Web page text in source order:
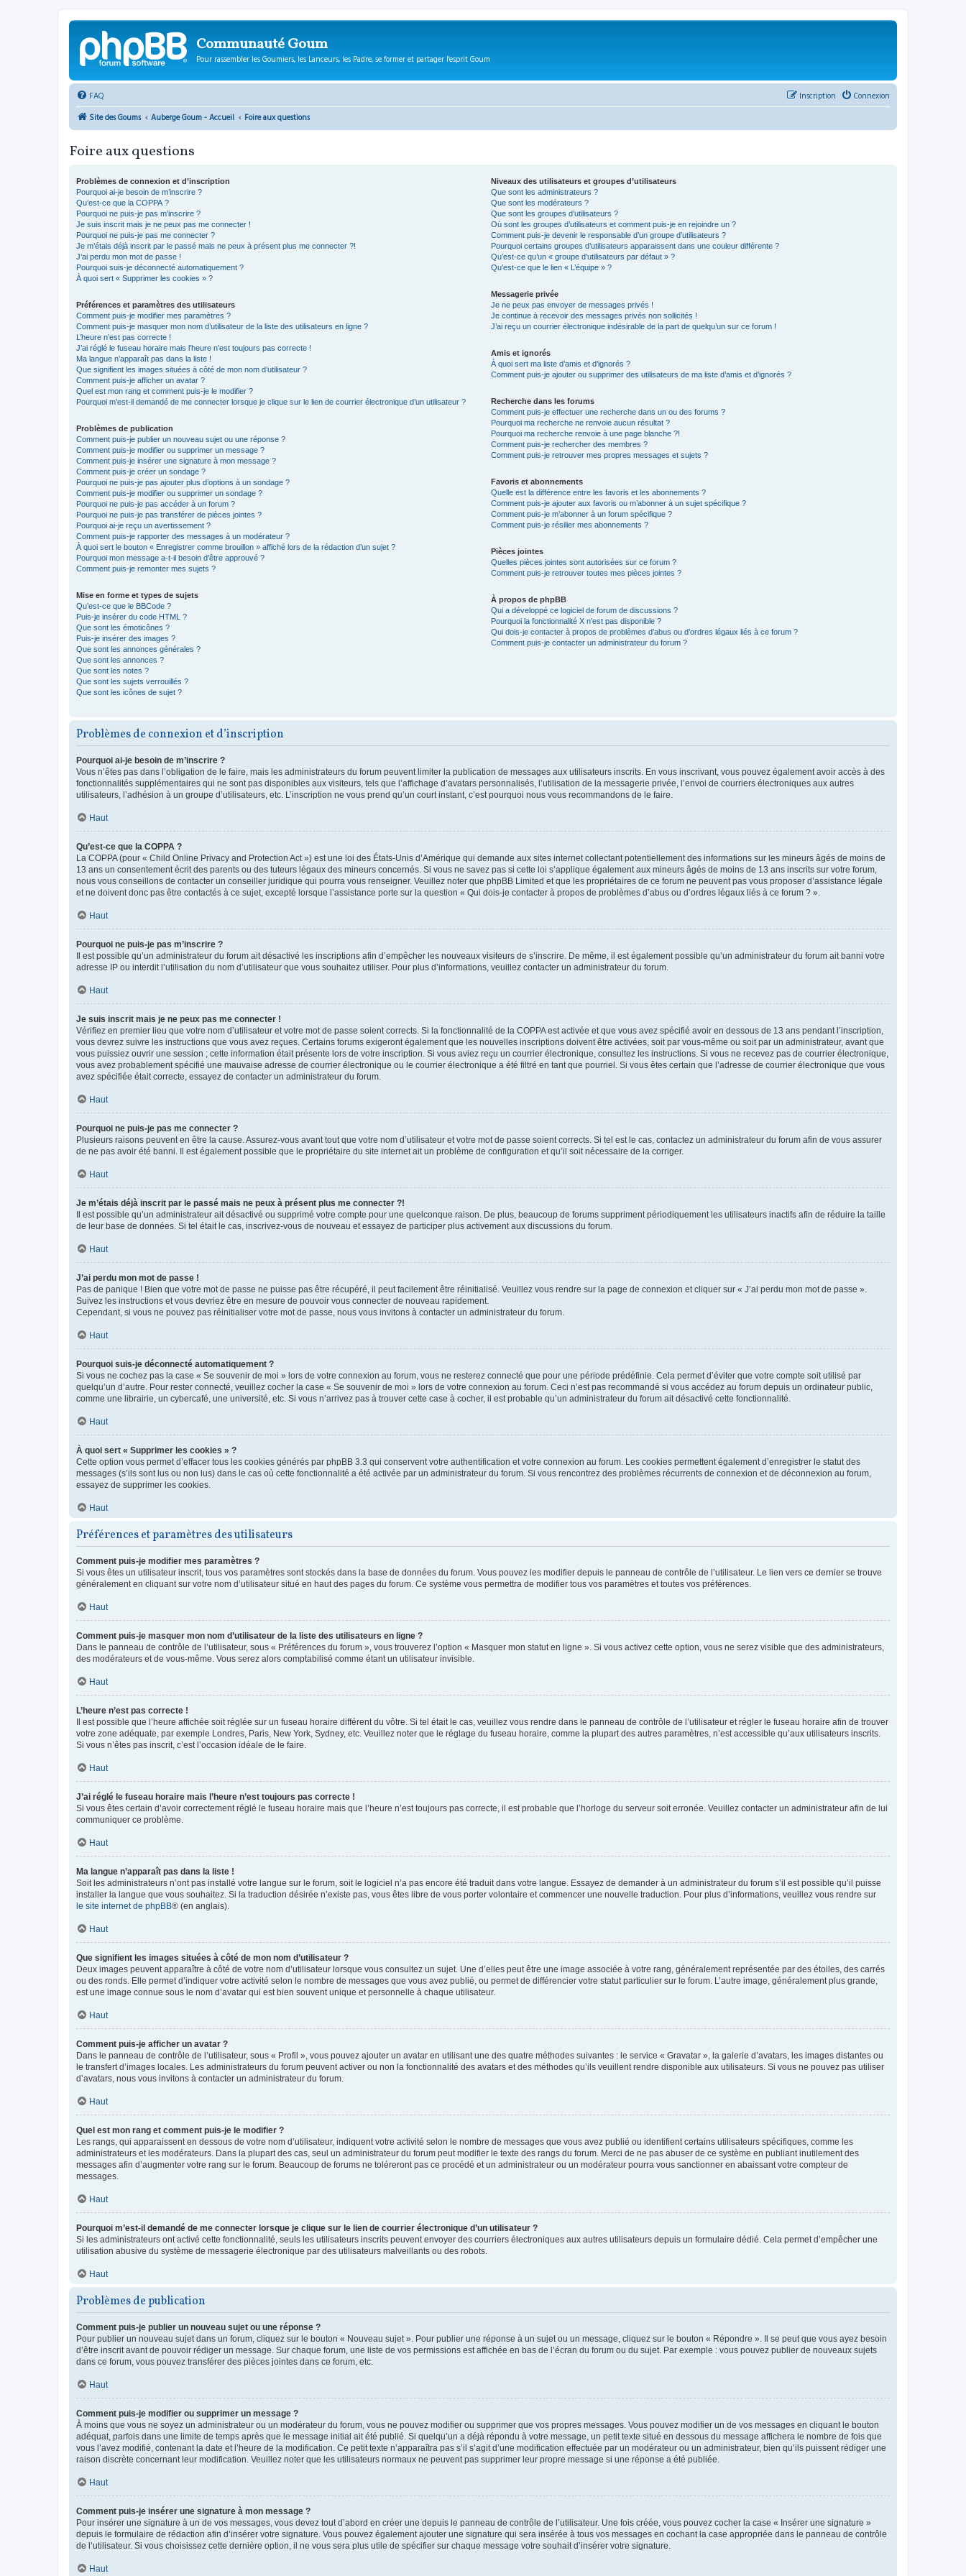
Communauté Goum
Pour rassembler les Goumiers, les Lanceurs, les Padre, se former et partager l'esprit Goum
FAQ Connexion
Inscription
Site des Goums
Auberge Goum - Accueil Foire aux questions
Foire aux questions
Problèmes de connexion et d’inscription
Pourquoi ai-je besoin de m’inscrire ?
Qu’est-ce que la COPPA ?
Pourquoi ne puis-je pas m’inscrire ?
Je suis inscrit mais je ne peux pas me connecter !
Pourquoi ne puis-je pas me connecter ?
Je m’étais déjà inscrit par le passé mais ne peux à présent plus me connecter ?!
J’ai perdu mon mot de passe !
Pourquoi suis-je déconnecté automatiquement ?
À quoi sert « Supprimer les cookies » ?
Préférences et paramètres des utilisateurs
Comment puis-je modifier mes paramètres ?
Comment puis-je masquer mon nom d’utilisateur de la liste des utilisateurs en ligne ?
L’heure n’est pas correcte !
J’ai réglé le fuseau horaire mais l’heure n’est toujours pas correcte !
Ma langue n’apparaît pas dans la liste !
Que signifient les images situées à côté de mon nom d’utilisateur ?
Comment puis-je afficher un avatar ?
Quel est mon rang et comment puis-je le modifier ?
Pourquoi m’est-il demandé de me connecter lorsque je clique sur le lien de courrier électronique d’un utilisateur ?
Problèmes de publication
Comment puis-je publier un nouveau sujet ou une réponse ?
Comment puis-je modifier ou supprimer un message ?
Comment puis-je insérer une signature à mon message ?
Comment puis-je créer un sondage ?
Pourquoi ne puis-je pas ajouter plus d’options à un sondage ?
Comment puis-je modifier ou supprimer un sondage ?
Pourquoi ne puis-je pas accéder à un forum ?
Pourquoi ne puis-je pas transférer de pièces jointes ?
Pourquoi ai-je reçu un avertissement ?
Comment puis-je rapporter des messages à un modérateur ?
À quoi sert le bouton « Enregistrer comme brouillon » affiché lors de la rédaction d’un sujet ?
Pourquoi mon message a-t-il besoin d’être approuvé ?
Comment puis-je remonter mes sujets ?
Mise en forme et types de sujets
Qu’est-ce que le BBCode ?
Puis-je insérer du code HTML ?
Que sont les émoticônes ?
Puis-je insérer des images ?
Que sont les annonces générales ?
Que sont les annonces ?
Que sont les notes ?
Que sont les sujets verrouillés ?
Que sont les icônes de sujet ?
Niveaux des utilisateurs et groupes d’utilisateurs
Que sont les administrateurs ?
Que sont les modérateurs ?
Que sont les groupes d’utilisateurs ?
Où sont les groupes d’utilisateurs et comment puis-je en rejoindre un ?
Comment puis-je devenir le responsable d’un groupe d’utilisateurs ?
Pourquoi certains groupes d’utilisateurs apparaissent dans une couleur différente ?
Qu’est-ce qu’un « groupe d’utilisateurs par défaut » ?
Qu’est-ce que le lien « L’équipe » ?
Messagerie privée
Je ne peux pas envoyer de messages privés !
Je continue à recevoir des messages privés non sollicités !
J’ai reçu un courrier électronique indésirable de la part de quelqu’un sur ce forum !
Amis et ignorés
À quoi sert ma liste d’amis et d’ignorés ?
Comment puis-je ajouter ou supprimer des utilisateurs de ma liste d’amis et d’ignorés ?
Recherche dans les forums
Comment puis-je effectuer une recherche dans un ou des forums ?
Pourquoi ma recherche ne renvoie aucun résultat ?
Pourquoi ma recherche renvoie à une page blanche ?!
Comment puis-je rechercher des membres ?
Comment puis-je retrouver mes propres messages et sujets ?
Favoris et abonnements
Quelle est la différence entre les favoris et les abonnements ?
Comment puis-je ajouter aux favoris ou m’abonner à un sujet spécifique ?
Comment puis-je m’abonner à un forum spécifique ?
Comment puis-je résilier mes abonnements ?
Pièces jointes
Quelles pièces jointes sont autorisées sur ce forum ?
Comment puis-je retrouver toutes mes pièces jointes ?
À propos de phpBB
Qui a développé ce logiciel de forum de discussions ?
Pourquoi la fonctionnalité X n’est pas disponible ?
Qui dois-je contacter à propos de problèmes d’abus ou d’ordres légaux liés à ce forum ?
Comment puis-je contacter un administrateur du forum ?
Problèmes de connexion et d’inscription
Pourquoi ai-je besoin de m’inscrire ?
Vous n’êtes pas dans l’obligation de le faire, mais les administrateurs du forum peuvent limiter la publication de messages aux utilisateurs inscrits. En vous inscrivant, vous pouvez également avoir accès à des
fonctionnalités supplémentaires qui ne sont pas disponibles aux visiteurs, tels que l’affichage d’avatars personnalisés, l’utilisation de la messagerie privée, l’envoi de courriers électroniques aux autres
utilisateurs, l’adhésion à un groupe d’utilisateurs, etc. L’inscription ne vous prend qu’un court instant, c’est pourquoi nous vous recommandons de le faire.
Haut
Qu’est-ce que la COPPA ?
La COPPA (pour « Child Online Privacy and Protection Act ») est une loi des États-Unis d’Amérique qui demande aux sites internet collectant potentiellement des informations sur les mineurs âgés de moins de
13 ans un consentement écrit des parents ou des tuteurs légaux des mineurs concernés. Si vous ne savez pas si cette loi s’applique également aux mineurs âgés de moins de 13 ans inscrits sur votre forum,
nous vous conseillons de contacter un conseiller juridique qui pourra vous renseigner. Veuillez noter que phpBB Limited et que les propriétaires de ce forum ne peuvent pas vous proposer d’assistance légale
et ne doivent donc pas être contactés à ce sujet, excepté lorsque l’assistance porte sur la question « Qui dois-je contacter à propos de problèmes d’abus ou d’ordres légaux liés à ce forum ? ».
Haut
Pourquoi ne puis-je pas m’inscrire ?
Il est possible qu’un administrateur du forum ait désactivé les inscriptions afin d’empêcher les nouveaux visiteurs de s’inscrire. De même, il est également possible qu’un administrateur du forum ait banni votre
adresse IP ou interdit l’utilisation du nom d’utilisateur que vous souhaitez utiliser. Pour plus d’informations, veuillez contacter un administrateur du forum.
Haut
Je suis inscrit mais je ne peux pas me connecter !
Vérifiez en premier lieu que votre nom d’utilisateur et votre mot de passe soient corrects. Si la fonctionnalité de la COPPA est activée et que vous avez spécifié avoir en dessous de 13 ans pendant l’inscription,
vous devrez suivre les instructions que vous avez reçues. Certains forums exigeront également que les nouvelles inscriptions doivent être activées, soit par vous-même ou soit par un administrateur, avant que
vous puissiez ouvrir une session ; cette information était présente lors de votre inscription. Si vous aviez reçu un courrier électronique, consultez les instructions. Si vous ne recevez pas de courrier électronique,
vous avez probablement spécifié une mauvaise adresse de courrier électronique ou le courrier électronique a été filtré en tant que pourriel. Si vous êtes certain que l’adresse de courrier électronique que vous
avez spécifiée était correcte, essayez de contacter un administrateur du forum.
Haut
Pourquoi ne puis-je pas me connecter ?
Plusieurs raisons peuvent en être la cause. Assurez-vous avant tout que votre nom d’utilisateur et votre mot de passe soient corrects. Si tel est le cas, contactez un administrateur du forum afin de vous assurer
de ne pas avoir été banni. Il est également possible que le propriétaire du site internet ait un problème de configuration et qu’il soit nécessaire de la corriger.
Haut
Je m’étais déjà inscrit par le passé mais ne peux à présent plus me connecter ?!
Il est possible qu’un administrateur ait désactivé ou supprimé votre compte pour une quelconque raison. De plus, beaucoup de forums suppriment périodiquement les utilisateurs inactifs afin de réduire la taille
de leur base de données. Si tel était le cas, inscrivez-vous de nouveau et essayez de participer plus activement aux discussions du forum.
Haut
J’ai perdu mon mot de passe !
Pas de panique ! Bien que votre mot de passe ne puisse pas être récupéré, il peut facilement être réinitialisé. Veuillez vous rendre sur la page de connexion et cliquer sur « J’ai perdu mon mot de passe ».
Suivez les instructions et vous devriez être en mesure de pouvoir vous connecter de nouveau rapidement.
Cependant, si vous ne pouvez pas réinitialiser votre mot de passe, nous vous invitons à contacter un administrateur du forum.
Haut
Pourquoi suis-je déconnecté automatiquement ?
Si vous ne cochez pas la case « Se souvenir de moi » lors de votre connexion au forum, vous ne resterez connecté que pour une période prédéfinie. Cela permet d’éviter que votre compte soit utilisé par
quelqu’un d’autre. Pour rester connecté, veuillez cocher la case « Se souvenir de moi » lors de votre connexion au forum. Ceci n’est pas recommandé si vous accédez au forum depuis un ordinateur public,
comme une librairie, un cybercafé, une université, etc. Si vous n’arrivez pas à trouver cette case à cocher, il est probable qu’un administrateur du forum ait désactivé cette fonctionnalité.
Haut
À quoi sert « Supprimer les cookies » ?
Cette option vous permet d’effacer tous les cookies générés par phpBB 3.3 qui conservent votre authentification et votre connexion au forum. Les cookies permettent également d’enregistrer le statut des
messages (s’ils sont lus ou non lus) dans le cas où cette fonctionnalité a été activée par un administrateur du forum. Si vous rencontrez des problèmes récurrents de connexion et de déconnexion au forum,
essayez de supprimer les cookies.
Haut
Préférences et paramètres des utilisateurs
Comment puis-je modifier mes paramètres ?
Si vous êtes un utilisateur inscrit, tous vos paramètres sont stockés dans la base de données du forum. Vous pouvez les modifier depuis le panneau de contrôle de l’utilisateur. Le lien vers ce dernier se trouve
généralement en cliquant sur votre nom d’utilisateur situé en haut des pages du forum. Ce système vous permettra de modifier tous vos paramètres et toutes vos préférences.
Haut
Comment puis-je masquer mon nom d’utilisateur de la liste des utilisateurs en ligne ?
Dans le panneau de contrôle de l’utilisateur, sous « Préférences du forum », vous trouverez l’option « Masquer mon statut en ligne ». Si vous activez cette option, vous ne serez visible que des administrateurs,
des modérateurs et de vous-même. Vous serez alors comptabilisé comme étant un utilisateur invisible.
Haut
L’heure n’est pas correcte !
Il est possible que l’heure affichée soit réglée sur un fuseau horaire différent du vôtre. Si tel était le cas, veuillez vous rendre dans le panneau de contrôle de l’utilisateur et régler le fuseau horaire afin de trouver
votre zone adéquate, par exemple Londres, Paris, New York, Sydney, etc. Veuillez noter que le réglage du fuseau horaire, comme la plupart des autres paramètres, n’est accessible qu’aux utilisateurs inscrits.
Si vous n’êtes pas inscrit, c’est l’occasion idéale de le faire.
Haut
J’ai réglé le fuseau horaire mais l’heure n’est toujours pas correcte !
Si vous êtes certain d’avoir correctement réglé le fuseau horaire mais que l’heure n’est toujours pas correcte, il est probable que l’horloge du serveur soit erronée. Veuillez contacter un administrateur afin de lui
communiquer ce problème.
Haut
Ma langue n’apparaît pas dans la liste !
Soit les administrateurs n’ont pas installé votre langue sur le forum, soit le logiciel n’a pas encore été traduit dans votre langue. Essayez de demander à un administrateur du forum s’il est possible qu’il puisse
installer la langue que vous souhaitez. Si la traduction désirée n’existe pas, vous êtes libre de vous porter volontaire et commencer une nouvelle traduction. Pour plus d’informations, veuillez vous rendre sur
le site internet de phpBB® (en anglais).
Haut
Que signifient les images situées à côté de mon nom d’utilisateur ?
Deux images peuvent apparaître à côté de votre nom d’utilisateur lorsque vous consultez un sujet. Une d’elles peut être une image associée à votre rang, généralement représentée par des étoiles, des carrés
ou des ronds. Elle permet d’indiquer votre activité selon le nombre de messages que vous avez publié, ou permet de différencier votre statut particulier sur le forum. L’autre image, généralement plus grande,
est une image connue sous le nom d’avatar qui est bien souvent unique et personnelle à chaque utilisateur.
Haut
Comment puis-je afficher un avatar ?
Dans le panneau de contrôle de l’utilisateur, sous « Profil », vous pouvez ajouter un avatar en utilisant une des quatre méthodes suivantes : le service « Gravatar », la galerie d’avatars, les images distantes ou
le transfert d’images locales. Les administrateurs du forum peuvent activer ou non la fonctionnalité des avatars et des méthodes qu’ils veuillent rendre disponible aux utilisateurs. Si vous ne pouvez pas utiliser
d’avatars, nous vous invitons à contacter un administrateur du forum.
Haut
Quel est mon rang et comment puis-je le modifier ?
Les rangs, qui apparaissent en dessous de votre nom d’utilisateur, indiquent votre activité selon le nombre de messages que vous avez publié ou identifient certains utilisateurs spécifiques, comme les
administrateurs et les modérateurs. Dans la plupart des cas, seul un administrateur du forum peut modifier le texte des rangs du forum. Merci de ne pas abuser de ce système en publiant inutilement des
messages afin d’augmenter votre rang sur le forum. Beaucoup de forums ne toléreront pas ce procédé et un administrateur ou un modérateur pourra vous sanctionner en abaissant votre compteur de
messages.
Haut
Pourquoi m’est-il demandé de me connecter lorsque je clique sur le lien de courrier électronique d’un utilisateur ?
Si les administrateurs ont activé cette fonctionnalité, seuls les utilisateurs inscrits peuvent envoyer des courriers électroniques aux autres utilisateurs depuis un formulaire dédié. Cela permet d’empêcher une
utilisation abusive du système de messagerie électronique par des utilisateurs malveillants ou des robots.
Haut
Problèmes de publication
Comment puis-je publier un nouveau sujet ou une réponse ?
Pour publier un nouveau sujet dans un forum, cliquez sur le bouton « Nouveau sujet ». Pour publier une réponse à un sujet ou un message, cliquez sur le bouton « Répondre ». Il se peut que vous ayez besoin
d’être inscrit avant de pouvoir rédiger un message. Sur chaque forum, une liste de vos permissions est affichée en bas de l’écran du forum ou du sujet. Par exemple : vous pouvez publier de nouveaux sujets
dans ce forum, vous pouvez transférer des pièces jointes dans ce forum, etc.
Haut
Comment puis-je modifier ou supprimer un message ?
À moins que vous ne soyez un administrateur ou un modérateur du forum, vous ne pouvez modifier ou supprimer que vos propres messages. Vous pouvez modifier un de vos messages en cliquant le bouton
adéquat, parfois dans une limite de temps après que le message initial ait été publié. Si quelqu’un a déjà répondu à votre message, un petit texte situé en dessous du message affichera le nombre de fois que
vous l’avez modifié, contenant la date et l’heure de la modification. Ce petit texte n’apparaîtra pas s’il s’agit d’une modification effectuée par un modérateur ou un administrateur, bien qu’ils puissent rédiger une
raison discrète concernant leur modification. Veuillez noter que les utilisateurs normaux ne peuvent pas supprimer leur propre message si une réponse a été publiée.
Haut
Comment puis-je insérer une signature à mon message ?
Pour insérer une signature à un de vos messages, vous devez tout d’abord en créer une depuis le panneau de contrôle de l’utilisateur. Une fois créée, vous pouvez cocher la case « Insérer une signature »
depuis le formulaire de rédaction afin d’insérer votre signature. Vous pouvez également ajouter une signature qui sera insérée à tous vos messages en cochant la case appropriée dans le panneau de contrôle
de l’utilisateur. Si vous choisissez cette dernière option, il ne vous sera plus utile de spécifier sur chaque message votre souhait d’insérer votre signature.
Haut